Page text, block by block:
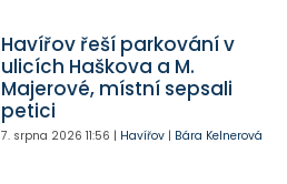
Havířov řeší parkování v
ulicích Haškova a M.
Majerové, místní sepsali
petici
7. srpna 2026 11:56 | Havířov| Bára Kelnerová